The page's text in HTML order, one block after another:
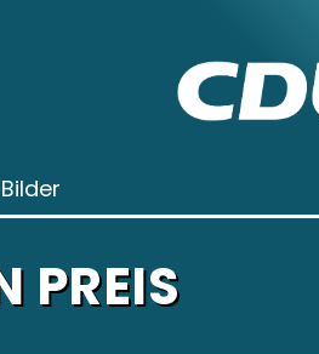
Bilder
PREIS